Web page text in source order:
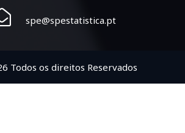
spe@spestatistica.pt
Todos os direitos Reservados